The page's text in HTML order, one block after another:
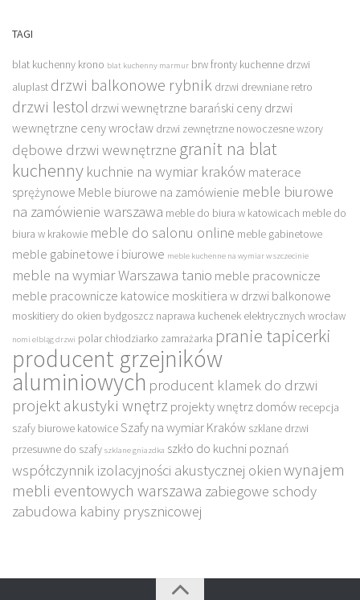
TAGI
blat kuchenny krono blat kuchenny marmur brw fronty kuchenne drzwi
aluplast drzwi balkonowe rybnik drzwi drewniane retro
drzwi lestol drzwi wewnętrzne barański ceny drzwi
wewnętrzne ceny wrocław drzwi zewnętrzne nowoczesne wzory
dębowe drzwi wewnętrzne granit na blat
kuchenny kuchnie na wymiar kraków materace
sprężynowe Meble biurowe na zamówienie meble biurowe
na zamówienie warszawa meble do biura w katowicach meble do
biura w krakowie meble do salonu online meble gabinetowe
meble gabinetowe i biurowe meble kuchenne na wymiar w szczecinie
meble na wymiar Warszawa tanio meble pracownicze
meble pracownicze katowice moskitiera w drzwi balkonowe
moskitiery do okien bydgoszcz naprawa kuchenek elektrycznych wrocław
nomi elbląg drzwi polar chłodziarko zamrażarka pranie tapicerki
producent grzejników
aluminiowych producent klamek do drzwi
projekt akustyki wnętrz projekty wnętrz domów recepcja
szafy biurowe katowiceSzafy na wymiar Kraków szklane drzwi
przesuwne do szafy szklane gniazdka szkło do kuchni poznań
współczynnik izolacyjności akustycznej okienwynajem
mebli eventowych warszawa zabiegowe schody
zabudowa kabiny prysznicowej